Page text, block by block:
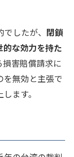
したが、 閉鎖
的な効力を持た
害賠償請求に
を無効と主張で
ます。